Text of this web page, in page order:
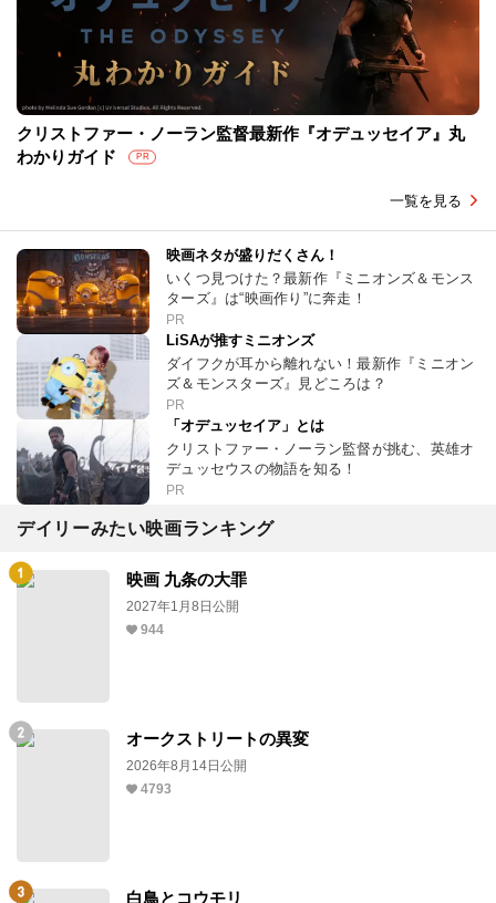
クリストファー・ノーラン監督最新作『オデュッセイア』丸
わかりガイド
PR
一覧を見る
映画ネタが盛りだくさん！
いくつ見つけた？最新作『ミニオンズ＆モンス
ターズ』は“映画作り”に奔走！
PR
LiSAが推すミニオンズ
ダイフクが耳から離れない！最新作『ミニオン
ズ＆モンスターズ』見どころは？
PR
「オデュッセイア」とは
クリストファー・ノーラン監督が挑む、英雄オ
デュッセウスの物語を知る！
PR
デイリーみたい映画ランキング
映画 九条の大罪
2027年1月8日公開
944
オークストリートの異変
2026年8月14日公開
4793
白鳥とコウモリ